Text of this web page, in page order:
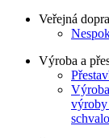
Veřejná
Výroba a
výroby